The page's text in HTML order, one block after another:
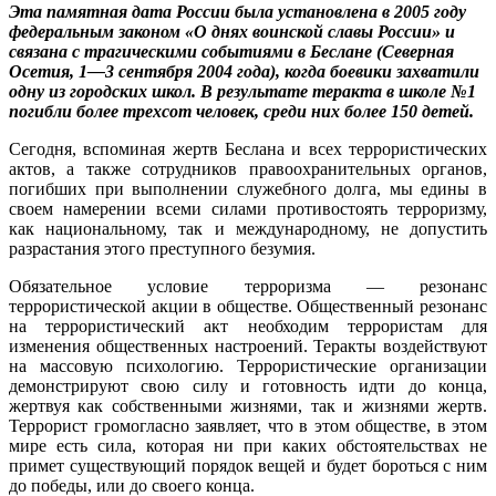
Эта памятная дата России была установлена в 2005 году
федеральным законом «О днях воинской славы России» и
связана с трагическими событиями в Беслане (Северная
Осетия, 1—3 сентября 2004 года), когда боевики захватили
одну из городских школ. В результате теракта в школе №1
погибли более трехсот человек, среди них более 150 детей.
Сегодня, вспоминая жертв Беслана и всех террористических
актов, а также сотрудников правоохранительных органов,
погибших при выполнении служебного долга, мы едины в
своем намерении всеми силами противостоять терроризму,
как национальному, так и международному, не допустить
разрастания этого преступного безумия.
Обязательное условие терроризма — резонанс
террористической акции в обществе. Общественный резонанс
на террористический акт необходим террористам для
изменения общественных настроений. Теракты воздействуют
на массовую психологию. Террористические организации
демонстрируют свою силу и готовность идти до конца,
жертвуя как собственными жизнями, так и жизнями жертв.
Террорист громогласно заявляет, что в этом обществе, в этом
мире есть сила, которая ни при каких обстоятельствах не
примет существующий порядок вещей и будет бороться с ним
до победы, или до своего конца.